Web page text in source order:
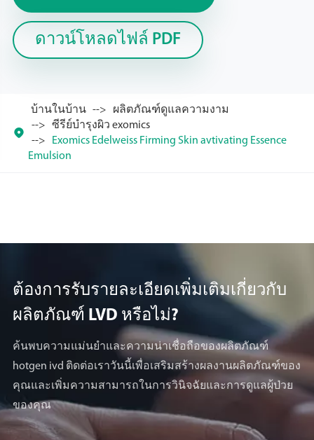
ดาวน์โหลดไฟล์ PDF

บ้านในบ้าน
ผลิตภัณฑ์ดูแลความงาม
ซีรีย์บำรุงผิว exomics
Exomics Edelweiss Firming Skin avtivating Essence
Emulsion
ต้องการรับรายละเอียดเพิ่มเติมเกี่ยวกับ
ผลิตภัณฑ์ LVD หรือไม่?
ค้นพบความแม่นยำและความน่าเชื่อถือของผลิตภัณฑ์
hotgen ivd ติดต่อเราวันนี้เพื่อเสริมสร้างผลงานผลิตภัณฑ์ของ
คุณและเพิ่มความสามารถในการวินิจฉัยและการดูแลผู้ป่วย
ของคุณ